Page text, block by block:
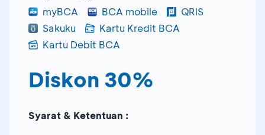
myBCA BCA mobile
QRIS
Sakuku
Kartu Kredit BCA
Kartu Debit BCA
Diskon 30%
Syarat & Ketentuan :